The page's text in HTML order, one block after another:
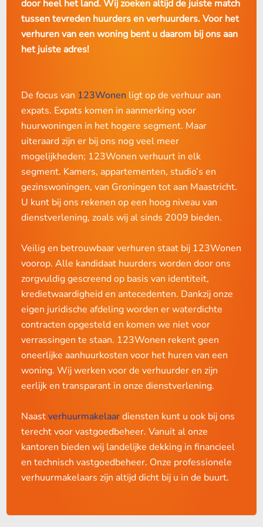
N.B.: Sinds 2020 mogen de partners van de ondernemers
overal werken in Nederland waar ze willen, ook in
loondienst.
Hoewel veel expats zich vaak traditioneel op de Randstad
richten, valt de keuze van veel Amerikaanse families juist
op Eindhoven. Waarom?
In Eindhoven is het betaalbaarder wonen dan in
Amsterdam, Utrecht of ergens anders in de Randstad;
Groen, kindvriendelijk en veilig met veel internationale
scholen en voorzieningen;
Europa via Eindhoven Airport en goed verbonden met
de rest van Europa dankzij de treinverbinding en
autosnelwergen;
Een bloeiend ecosysteem voor technologie en
innovatie, perfect voor ondernemers in o.a. IT, High-
Tech, duurzaamheid of consulting.
Onze ervaring met DAFT-klanten
Bij 123Wonen Eindhoven begeleiden wij maandelijks
meerdere Amerikaanse ondernemers die via het DAFT-
zelfstandige ondernemers die hun bedrijf meenemen en
zich inschrijven als Nederlandse onderneming, wat hen
niet alleen recht geeft op verblijf, maar ook op deelname
aan de lokale economie.
een goed lopend bedrijf hebben, beschikken ze over een
2015-2018: € 710,68
2019: € 720,42
2020: € 737,14
2023: € 808,06
2024: € 879,66 (144 punten of meer)
juli 2024: € 1.157,95 (187 punten of meer)
januari 2025: € 1.184,82 (187 punten of meer)
Om aan te tonen dat je woning in de vrije sector valt, heb je
de puntentelling van de aanvang van de huurovereenkomst
Let op: is bij de aanvang een vrije sector huurprijs
gehanteerd, terwijl de woning eigenlijk sociale huur was?
Dan ben je verplicht om de huurprijs uiterlijk per 1 juli
2025 te verlagen naar de maximaal toegestane huur
volgens de huidige puntentelling. Of mogelijk kun je nog
wat energiebesparende maatregelen doorvoeren zodat er
een beter energielabel bereikt wordt en je een hogere
huurprijs mag vragen.
daadwerkelijk geldig is voor de puntentelling. Een
"vereenvoudigd energielabel", dat je zelf als eigenaar hebt
aangevraagd, voldoet niet. Er moet een gecertificeerd
energielabel adviseur in de woning zijn geweest voor de
opname.
door heel het land. Wij zoeken altijd de juiste match
tussen tevreden huurders en verhuurders. Voor het
verhuren van een woning bent u daarom bij ons aan
het juiste adres!
De focus van 123Wonen ligt op de verhuur aan
expats. Expats komen in aanmerking voor
huurwoningen in het hogere segment. Maar
uiteraard zijn er bij ons nog veel meer
mogelijkheden; 123Wonen verhuurt in elk
segment. Kamers, appartementen, studio’s en
gezinswoningen, van Groningen tot aan Maastricht.
U kunt bij ons rekenen op een hoog niveau van
dienstverlening, zoals wij al sinds 2009 bieden.
Veilig en betrouwbaar verhuren staat bij 123Wonen
voorop. Alle kandidaat huurders worden door ons
zorgvuldig gescreend op basis van identiteit,
kredietwaardigheid en antecedenten. Dankzij onze
eigen juridische afdeling worden er waterdichte
contracten opgesteld en komen we niet voor
verrassingen te staan. 123Wonen rekent geen
oneerlijke aanhuurkosten voor het huren van een
woning. Wij werken voor de verhuurder en zijn
eerlijk en transparant in onze dienstverlening.
Naastverhuurmakelaardiensten kunt u ook bij ons
terecht voor vastgoedbeheer. Vanuit al onze
kantoren bieden wij landelijke dekking in financieel
en technisch vastgoedbeheer. Onze professionele
verhuurmakelaars zijn altijd dicht bij u in de buurt.